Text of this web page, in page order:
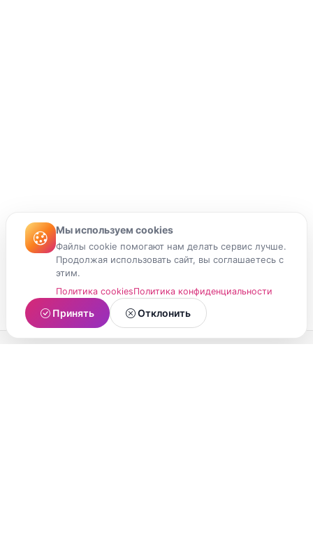
Мы используем cookies
Файлы cookie помогают нам делать сервис лучше.
Продолжая использовать сайт, вы соглашаетесь с
этим.
Политика cookiesПолитика конфиденциальности
Принять Отклонить